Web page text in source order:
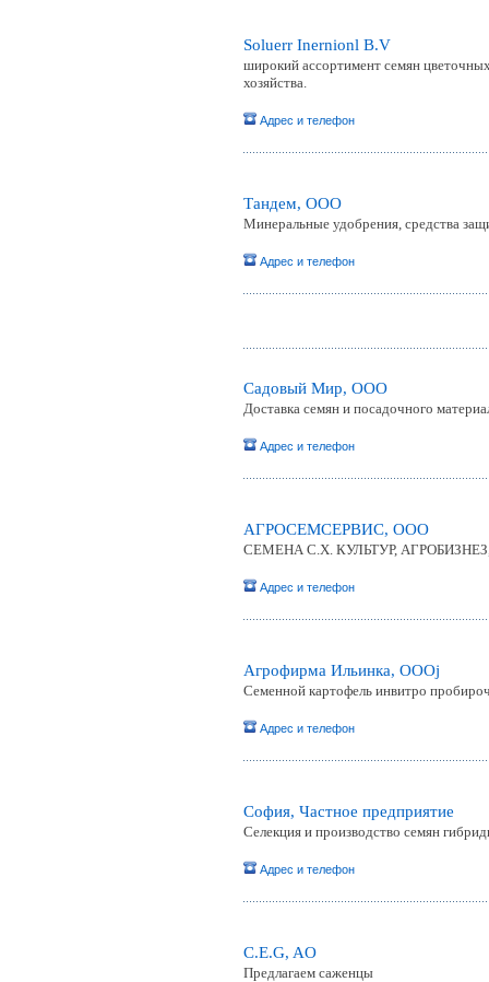
Soluerr Inernionl B.V
широкий ассортимент семян
хозяйства.
Адрес и телефон
Тандем, ООО
Минеральные удобрения, средства
Адрес и телефон
Садовый Мир, ООО
Доставка семян и посадочного
Адрес и телефон
АГРОСЕМСЕРВИС, ООО
СЕМЕНА С.Х. КУЛЬТУР,
Адрес и телефон
Агрофирма Ильинка, ОООj
Семенной картофель инвитро
Адрес и телефон
София, Частное предприятие
Селекция и производство семян
Адрес и телефон
C.E.G, AO
Предлагаем саженцы